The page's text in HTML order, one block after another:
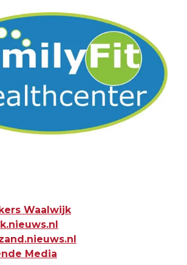
Waalwijk
Media